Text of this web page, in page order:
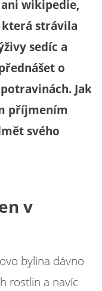
wikipedie,
která strávila
sedíc a
o
Jak
příjmením
svého
v
bylina dávno
rostlin a navíc